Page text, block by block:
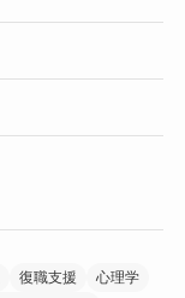
復職支援
心理学